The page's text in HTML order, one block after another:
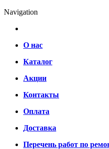
Navigation
О нас
Каталог
Акции
Контакты
Оплата
Доставка
Перечень работ по